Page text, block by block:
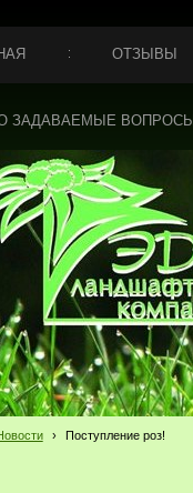
ОТЗЫВЫ
ЗАДАВАЕМЫЕ ВОПРОСЫ
› Поступление роз!